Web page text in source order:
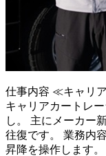
仕事内容 ≪キャリ
キャリアカートレ
し。 主にメーカー
往復です。 業務内
昇降を操作します